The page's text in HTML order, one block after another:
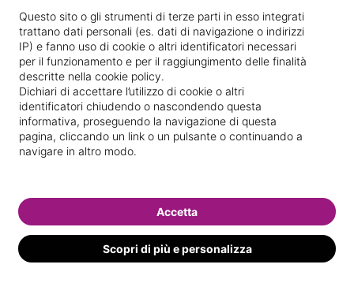
Questo sito o gli strumenti di terze parti in esso integrati
trattano dati personali (es. dati di navigazione o indirizzi
IP) e fanno uso di cookie o altri identificatori necessari
per il funzionamento e per il raggiungimento delle finalità
descritte nella cookie policy.
Dichiari di accettare l’utilizzo di cookie o altri
identificatori chiudendo o nascondendo questa
informativa, proseguendo la navigazione di questa
pagina, cliccando un link o un pulsante o continuando a
navigare in altro modo.
Scopri di più e personalizza
Accetta